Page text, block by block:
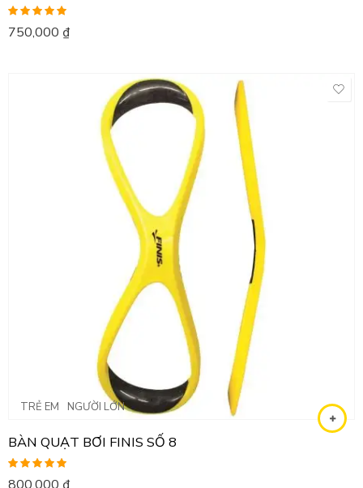
Được xếp
hạng5.00 5
750,000 ₫
TRẺ EM NGƯỜI LỚN
BÀN QUẠT BƠI FINIS SỐ 8
Được xếp